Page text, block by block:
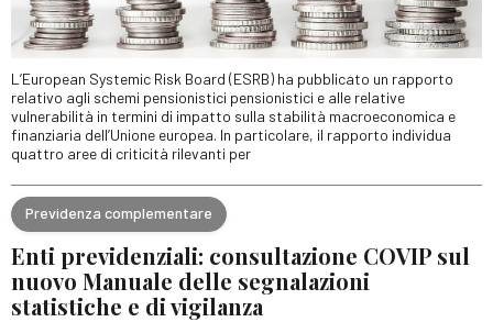
L’European Systemic Risk Board (ESRB) ha pubblicato un rapporto
relativo agli schemi pensionistici pensionistici e alle relative
vulnerabilità in termini di impatto sulla stabilità macroeconomica e
finanziaria dell’Unione europea. In particolare, il rapporto individua
quattro aree di criticità rilevanti per
Previdenza complementare
Enti previdenziali: consultazione COVIP sul
nuovo Manuale delle segnalazioni
statistiche e di vigilanza